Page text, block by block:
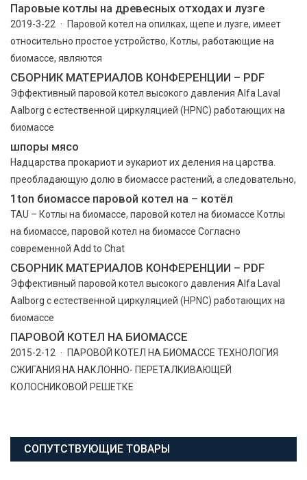
Паровые котлы на древесных отходах и лузге
2019-3-22 · Паровой котел на опилках, щепе и лузге, имеет
относительно простое устройство, Котлы, работающие на
биомассе, являются
СБОРНИК МАТЕРИАЛОВ КОНФЕРЕНЦИИ – PDF
Эффективный паровой котел высокого давления Alfa Laval
Aalborg с естественной циркуляцией (HPNC) работающих на
биомассе
шпоры мясо
Надцарства прокариот и эукариот их деления на царства.
преобладающую долю в биомассе растений, а следовательно,
1ton биомассе паровой котел на – котёл
TAU – Котлы на биомассе, паровой котел на биомассе Котлы
на биомассе, паровой котел на биомассе Согласно
современной Add to Chat
СБОРНИК МАТЕРИАЛОВ КОНФЕРЕНЦИИ – PDF
Эффективный паровой котел высокого давления Alfa Laval
Aalborg с естественной циркуляцией (HPNC) работающих на
биомассе
ПАРОВОЙ КОТЕЛ НА БИОМАССЕ
2015-2-12 · ПАРОВОЙ КОТЕЛ НА БИОМАССЕ ТЕХНОЛОГИЯ
СЖИГАНИЯ НА НАКЛОННО- ПЕРЕТАЛКИВАЮЩЕЙ
КОЛОСНИКОВОЙ РЕШЕТКЕ
СОПУТСТВУЮЩИЕ ТОВАРЫ